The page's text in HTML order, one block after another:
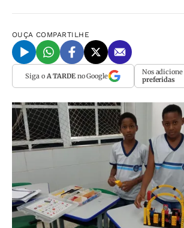
OUÇA COMPARTILHE
Siga o A TARDEno Google Nos adicione
preferidas